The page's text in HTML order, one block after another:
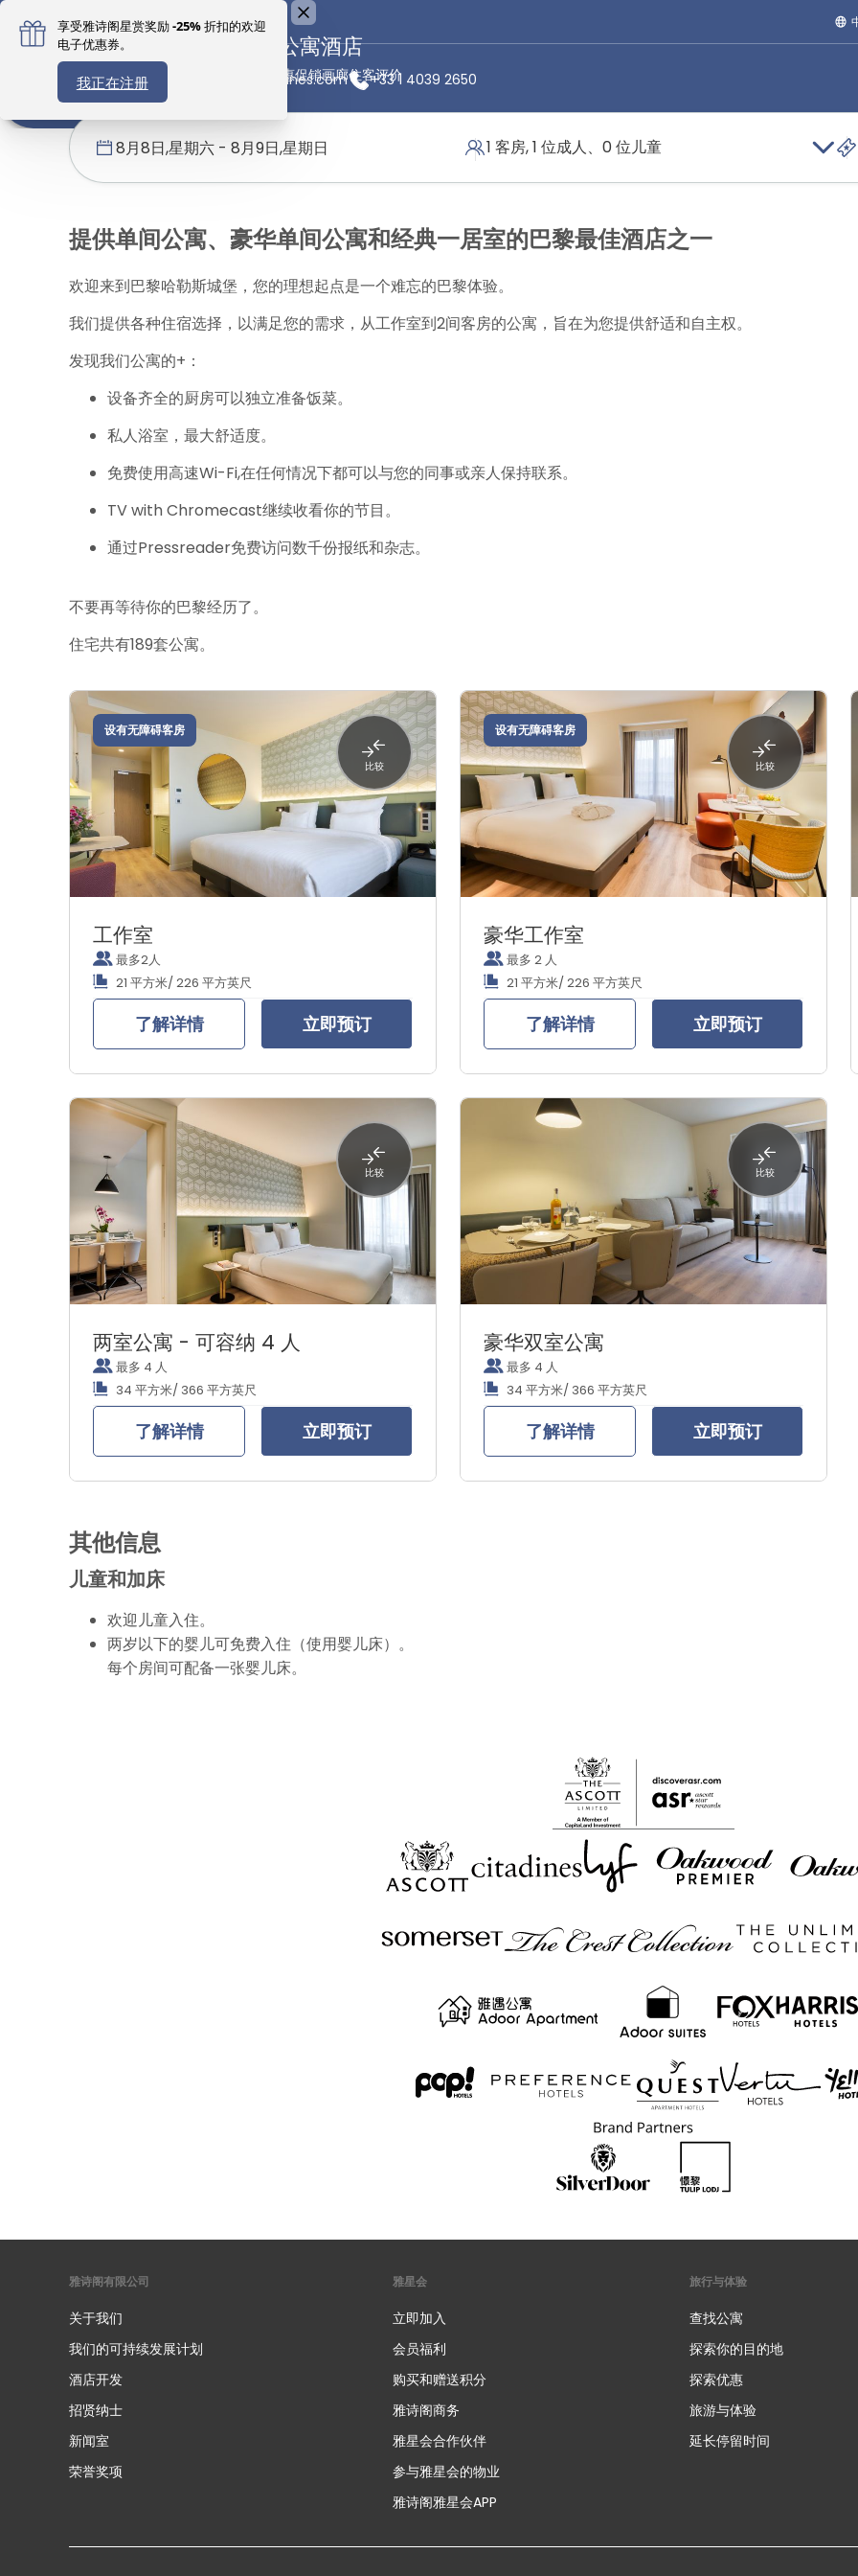
优惠促销画廊住客评价
1 客房, 1 位成人、0 位儿童
巴黎馨乐庭Les Halles公寓酒店
可持续酒店 leshalles@citadines.com +33 1 4039 2650
首页 馨乐庭服务公寓 法国 巴黎馨乐庭Les Halles公寓酒店
提供单间公寓、豪华单间公寓和经典一居室的巴黎最佳酒店之一
欢迎来到巴黎哈勒斯城堡，您的理想起点是一个难忘的巴黎体验。
我们提供各种住宿选择，以满足您的需求，从工作室到2间客房的公寓，旨在为您提供舒适和自主权。
发现我们公寓的+：
设备齐全的厨房可以独立准备饭菜。
私人浴室，最大舒适度。
免费使用高速Wi-Fi,在任何情况下都可以与您的同事或亲人保持联系。
TV with Chromecast继续收看你的节目。
通过Pressreader免费访问数千份报纸和杂志。
不要再等待你的巴黎经历了。
住宅共有189套公寓。
设有无障碍客房
比较
工作室
最多2人
21 平方米/ 226 平方英尺
了解详情 立即预订
设有无障碍客房
比较
豪华工作室
最多 2 人
21 平方米/ 226 平方英尺
了解详情 立即预订
比较
两室公寓 - 可容纳 4 人
最多 4 人
34 平方米/ 366 平方英尺
了解详情 立即预订
比较
豪华双室公寓
最多 4 人
34 平方米/ 366 平方英尺
了解详情 立即预订
其他信息
儿童和加床
欢迎儿童入住。
两岁以下的婴儿可免费入住（使用婴儿床）。
每个房间可配备一张婴儿床。
雅诗阁有限公司
关于我们
我们的可持续发展计划
酒店开发
招贤纳士
新闻室
荣誉奖项
雅星会
立即加入
会员福利
购买和赠送积分
雅诗阁商务
雅星会合作伙伴
参与雅星会的物业
雅诗阁雅星会APP
旅行与体验
查找公寓
探索你的目的地
探索优惠
旅游与体验
延长停留时间